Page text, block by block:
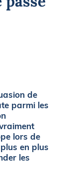
de
parmi les
lors de
en plus
les